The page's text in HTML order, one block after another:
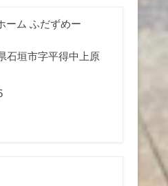
ーム ふだずめー
石垣市字平得中上原